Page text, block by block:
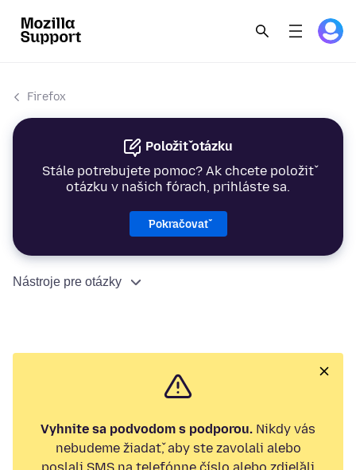
Firefox
Položiť otázku
Stále potrebujete pomoc? Ak chcete položiť
otázku v našich fórach, prihláste sa.
Pokračovať
Nástroje pre otázky
Vyhnite sa podvodom s podporou. Nikdy vás
nebudeme žiadať, aby ste zavolali alebo